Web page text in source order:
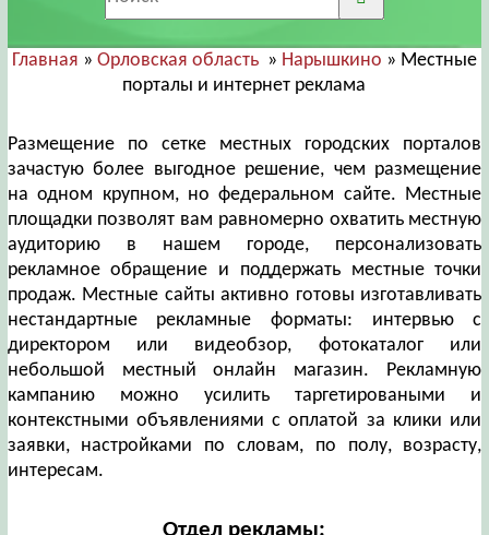
Главная » Орловская область» Нарышкино » Местные
порталы и интернет реклама
Размещение по сетке местных городских порталов
зачастую более выгодное решение, чем размещение
на одном крупном, но федеральном сайте. Местные
площадки позволят вам равномерно охватить местную
аудиторию в нашем городе, персонализовать
рекламное обращение и поддержать местные точки
продаж. Местные сайты активно готовы изготавливать
нестандартные рекламные форматы: интервью с
директором или видеобзор, фотокаталог или
небольшой местный онлайн магазин. Рекламную
кампанию можно усилить таргетироваными и
контекстными объявлениями с оплатой за клики или
заявки, настройками по словам, по полу, возрасту,
интересам.
Отдел рекламы: